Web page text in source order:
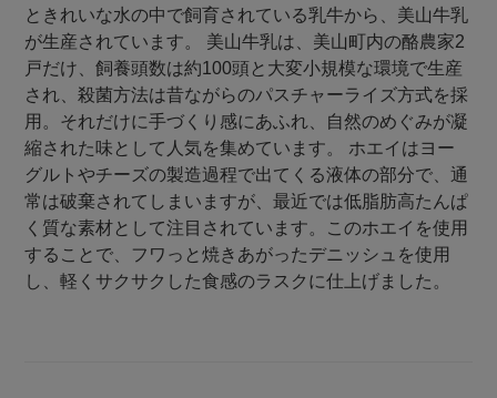
ときれいな水の中で飼育されている乳牛から、美山牛乳
が生産されています。 美山牛乳は、美山町内の酪農家2
戸だけ、飼養頭数は約100頭と大変小規模な環境で生産
され、殺菌方法は昔ながらのパスチャーライズ方式を採
用。それだけに手づくり感にあふれ、自然のめぐみが凝
縮された味として人気を集めています。 ホエイはヨー
グルトやチーズの製造過程で出てくる液体の部分で、通
常は破棄されてしまいますが、最近では低脂肪高たんぱ
く質な素材として注目されています。このホエイを使用
することで、フワっと焼きあがったデニッシュを使用
し、軽くサクサクした食感のラスクに仕上げました。